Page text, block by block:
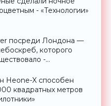
- «Технологии»
посреди Лондона —
которого
-
Heone-X способен
квадратных метров